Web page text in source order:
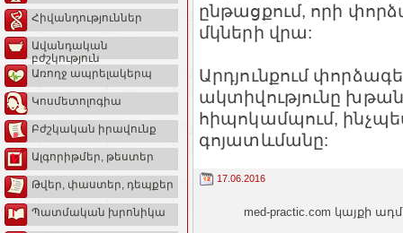
Հիվանդություններ
Ավանդական
բժշկություն
Առողջ ապրելակերպ
Կոսմետոլոգիա
Բժշկական իրավունք
Ալգորիթմեր, թեստեր
Թվեր, փաստեր, դեպքեր
Պատմական խրոնիկա
ընթացքում, որի
մկների վրա:
Արդյունքում
ակտիվությունը
հիպոկամպում,
գոյատևմանը:
17.06.2016
med-practic.com կայքի